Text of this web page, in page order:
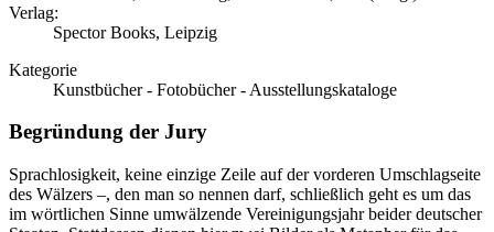
Verlag:
Spector Books, Leipzig
Kategorie
Kunstbücher - Fotobücher - Ausstellungskataloge
Begründung der Jury
Sprachlosigkeit, keine einzige Zeile auf der vorderen Umschlagseite
des Wälzers –, den man so nennen darf, schließlich geht es um das
im wörtlichen Sinne umwälzende Vereinigungsjahr beider deutscher